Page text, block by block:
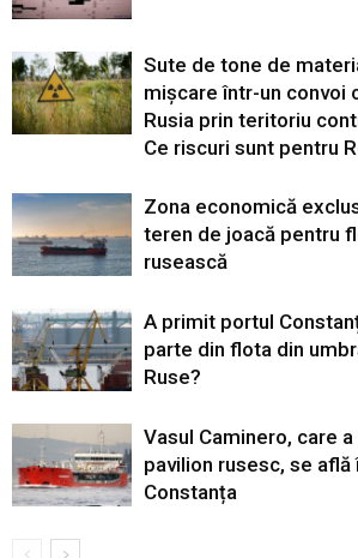
Sute de tone de
mișcare într-un convoi
Rusia prin teritoriu
Ce riscuri sunt pentru
Zona economică
teren de joacă pentru
rusească
A primit portul
parte din flota din
Ruse?
Vasul Caminero, care
pavilion rusesc, se află
Constanța